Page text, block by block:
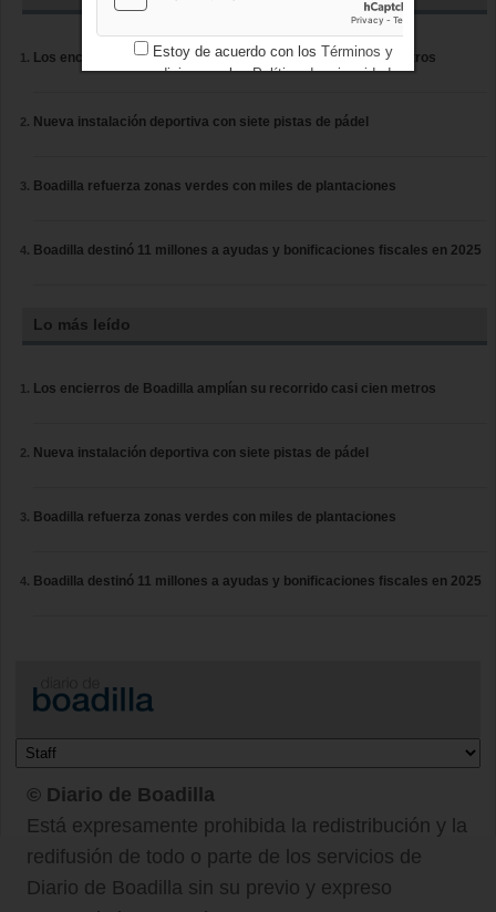
Los encierros de Boadilla amplían su recorrido casi cien metros
Nueva instalación deportiva con siete pistas de pádel
Boadilla refuerza zonas verdes con miles de plantaciones
Boadilla destinó 11 millones a ayudas y bonificaciones fiscales en 2025
Lo más leído
Los encierros de Boadilla amplían su recorrido casi cien metros
Nueva instalación deportiva con siete pistas de pádel
Boadilla refuerza zonas verdes con miles de plantaciones
Boadilla destinó 11 millones a ayudas y bonificaciones fiscales en 2025
© Diario de Boadilla
Está expresamente prohibida la redistribución y la
redifusión de todo o parte de los servicios de
Diario de Boadilla sin su previo y expreso
Estoy de acuerdo con los Términos y
condicionesy losPolítica de privacidad